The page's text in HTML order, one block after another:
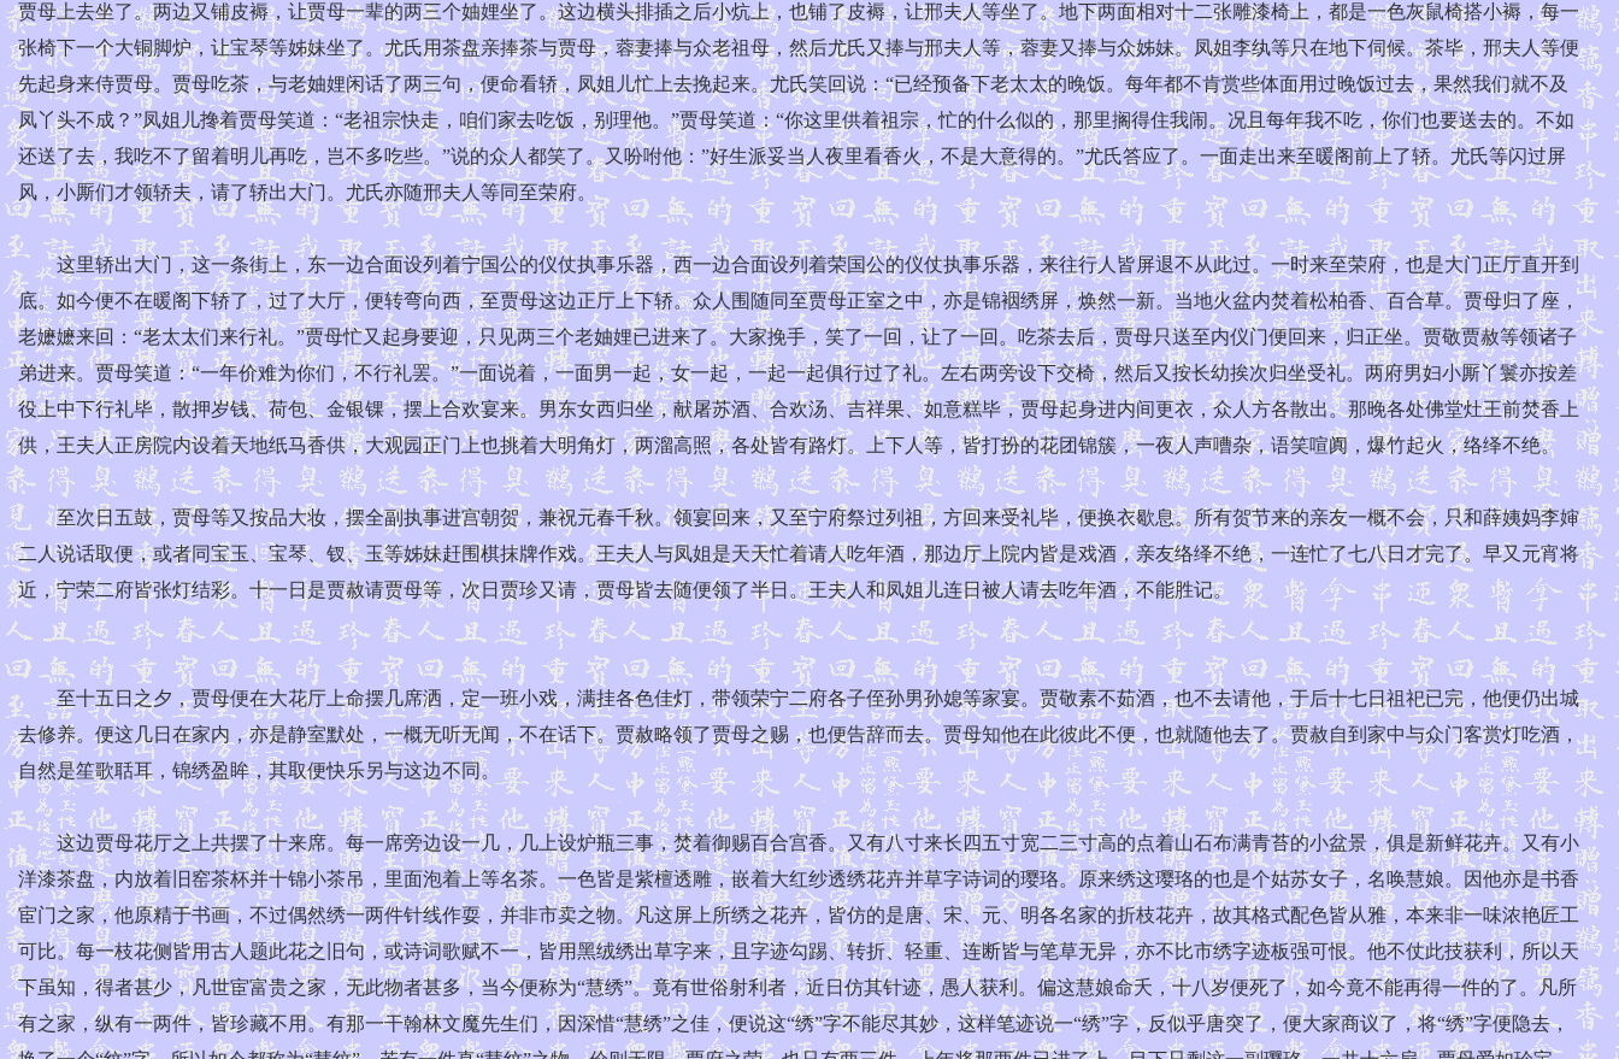
贾母上去坐了。两边又铺皮褥，让贾母一辈的两三个妯娌坐了。这边横头排插之后小炕上，也铺了皮褥，让邢夫人等坐了。地下两面相对十二张雕漆椅上，都是一色灰鼠椅搭小褥，每一
张椅下一个大铜脚炉，让宝琴等姊妹坐了。尤氏用茶盘亲捧茶与贾母，蓉妻捧与众老祖母，然后尤氏又捧与邢夫人等，蓉妻又捧与众姊妹。凤姐李纨等只在地下伺候。茶毕，邢夫人等便
先起身来侍贾母。贾母吃茶，与老妯娌闲话了两三句，便命看轿，凤姐儿忙上去挽起来。尤氏笑回说：“已经预备下老太太的晚饭。每年都不肯赏些体面用过晚饭过去，果然我们就不及
凤丫头不成？”凤姐儿搀着贾母笑道：“老祖宗快走，咱们家去吃饭，别理他。”贾母笑道：“你这里供着祖宗，忙的什么似的，那里搁得住我闹。况且每年我不吃，你们也要送去的。不如
还送了去，我吃不了留着明儿再吃，岂不多吃些。”说的众人都笑了。又吩咐他：”好生派妥当人夜里看香火，不是大意得的。”尤氏答应了。一面走出来至暖阁前上了轿。尤氏等闪过屏
风，小厮们才领轿夫，请了轿出大门。尤氏亦随邢夫人等同至荣府。
这里轿出大门，这一条街上，东一边合面设列着宁国公的仪仗执事乐器，西一边合面设列着荣国公的仪仗执事乐器，来往行人皆屏退不从此过。一时来至荣府，也是大门正厅直开到
底。如今便不在暖阁下轿了，过了大厅，便转弯向西，至贾母这边正厅上下轿。众人围随同至贾母正室之中，亦是锦裀绣屏，焕然一新。当地火盆内焚着松柏香、百合草。贾母归了座，
老嬷嬷来回：“老太太们来行礼。”贾母忙又起身要迎，只见两三个老妯娌已进来了。大家挽手，笑了一回，让了一回。吃茶去后，贾母只送至内仪门便回来，归正坐。贾敬贾赦等领诸子
弟进来。贾母笑道：“一年价难为你们，不行礼罢。”一面说着，一面男一起，女一起，一起一起俱行过了礼。左右两旁设下交椅，然后又按长幼挨次归坐受礼。两府男妇小厮丫鬟亦按差
役上中下行礼毕，散押岁钱、荷包、金银锞，摆上合欢宴来。男东女西归坐，献屠苏酒、合欢汤、吉祥果、如意糕毕，贾母起身进内间更衣，众人方各散出。那晚各处佛堂灶王前焚香上
供，王夫人正房院内设着天地纸马香供，大观园正门上也挑着大明角灯，两溜高照，各处皆有路灯。上下人等，皆打扮的花团锦簇，一夜人声嘈杂，语笑喧阗，爆竹起火，络绎不绝。
至次日五鼓，贾母等又按品大妆，摆全副执事进宫朝贺，兼祝元春千秋。领宴回来，又至宁府祭过列祖，方回来受礼毕，便换衣歇息。所有贺节来的亲友一概不会，只和薛姨妈李婶
二人说话取便，或者同宝玉、宝琴、钗、玉等姊妹赶围棋抹牌作戏。王夫人与凤姐是天天忙着请人吃年酒，那边厅上院内皆是戏酒，亲友络绎不绝，一连忙了七八日才完了。早又元宵将
近，宁荣二府皆张灯结彩。十一日是贾赦请贾母等，次日贾珍又请，贾母皆去随便领了半日。王夫人和凤姐儿连日被人请去吃年酒，不能胜记。
至十五日之夕，贾母便在大花厅上命摆几席洒，定一班小戏，满挂各色佳灯，带领荣宁二府各子侄孙男孙媳等家宴。贾敬素不茹酒，也不去请他，于后十七日祖祀已完，他便仍出城
去修养。便这几日在家内，亦是静室默处，一概无听无闻，不在话下。贾赦略领了贾母之赐，也便告辞而去。贾母知他在此彼此不便，也就随他去了。贾赦自到家中与众门客赏灯吃酒，
自然是笙歌聒耳，锦绣盈眸，其取便快乐另与这边不同。
这边贾母花厅之上共摆了十来席。每一席旁边设一几，几上设炉瓶三事，焚着御赐百合宫香。又有八寸来长四五寸宽二三寸高的点着山石布满青苔的小盆景，俱是新鲜花卉。又有小
洋漆茶盘，内放着旧窑茶杯并十锦小茶吊，里面泡着上等名茶。一色皆是紫檀透雕，嵌着大红纱透绣花卉并草字诗词的璎珞。原来绣这璎珞的也是个姑苏女子，名唤慧娘。因他亦是书香
宦门之家，他原精于书画，不过偶然绣一两件针线作耍，并非市卖之物。凡这屏上所绣之花卉，皆仿的是唐、宋、元、明各名家的折枝花卉，故其格式配色皆从雅，本来非一味浓艳匠工
可比。每一枝花侧皆用古人题此花之旧句，或诗词歌赋不一，皆用黑绒绣出草字来，且字迹勾踢、转折、轻重、连断皆与笔草无异，亦不比市绣字迹板强可恨。他不仗此技获利，所以天
下虽知，得者甚少，凡世宦富贵之家，无此物者甚多，当今便称为“慧绣”。竟有世俗射利者，近日仿其针迹，愚人获利。偏这慧娘命夭，十八岁便死了，如今竟不能再得一件的了。凡所
有之家，纵有一两件，皆珍藏不用。有那一干翰林文魔先生们，因深惜“慧绣”之佳，便说这“绣”字不能尽其妙，这样笔迹说一“绣”字，反似乎唐突了，便大家商议了，将“绣”字便隐去，